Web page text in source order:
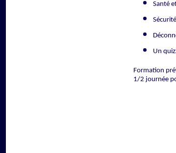
Santé
Un
Formation
1/2 journée